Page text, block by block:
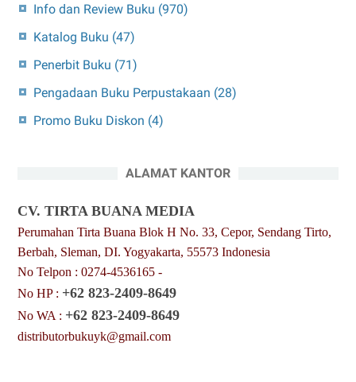
Info dan Review Buku (970)
Katalog Buku (47)
Penerbit Buku (71)
Pengadaan Buku Perpustakaan (28)
Promo Buku Diskon (4)
ALAMAT KANTOR
CV. TIRTA BUANA MEDIA
Perumahan Tirta Buana Blok H No. 33, Cepor, Sendang Tirto,
Berbah, Sleman, DI. Yogyakarta, 55573 Indonesia
No Telpon : 0274-4536165 -
No HP : +62 823-2409-8649
No WA : +62 823-2409-8649
distributorbukuyk@gmail.com